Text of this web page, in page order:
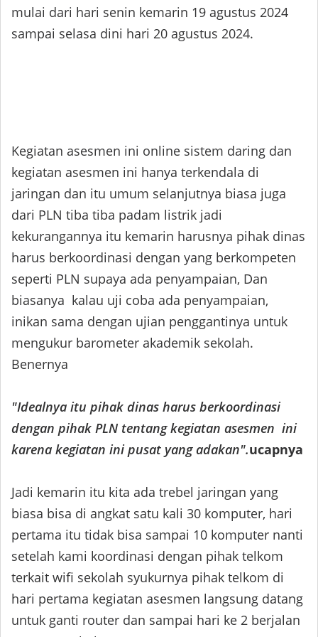
mulai dari hari senin kemarin 19 agustus 2024
sampai selasa dini hari 20 agustus 2024.
Kegiatan asesmen ini online sistem daring dan
kegiatan asesmen ini hanya terkendala di
jaringan dan itu umum selanjutnya biasa juga
dari PLN tiba tiba padam listrik jadi
kekurangannya itu kemarin harusnya pihak dinas
harus berkoordinasi dengan yang berkompeten
seperti PLN supaya ada penyampaian, Dan
biasanya kalau uji coba ada penyampaian,
inikan sama dengan ujian penggantinya untuk
mengukur barometer akademik sekolah.
Benernya
"Idealnya itu pihak dinas harus berkoordinasi
dengan pihak PLN tentang kegiatan asesmen ini
karena kegiatan ini pusat yang adakan".ucapnya
Jadi kemarin itu kita ada trebel jaringan yang
biasa bisa di angkat satu kali 30 komputer, hari
pertama itu tidak bisa sampai 10 komputer nanti
setelah kami koordinasi dengan pihak telkom
terkait wifi sekolah syukurnya pihak telkom di
hari pertama kegiatan asesmen langsung datang
untuk ganti router dan sampai hari ke 2 berjalan